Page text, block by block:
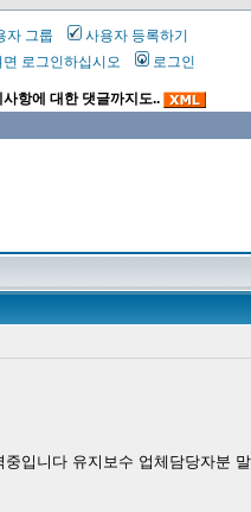
자 그룹
사용자 등록하기
로그인하십시오 로그인
항에 대한 댓글까지도..
입니다 유지보수 업체담당자분